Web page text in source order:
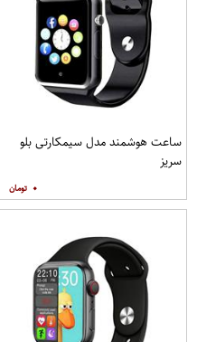
ساعت هوشمند مدل سیمکارتی بلو
سریز
۰